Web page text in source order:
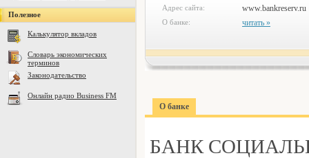
Полезное
Калькулятор вкладов
Словарь экономических
терминов
Законодательство
Онлайн радио Business FM
Адрес сайта: www.bankreserv.ru
О банке: читать »
О банке
БАНК